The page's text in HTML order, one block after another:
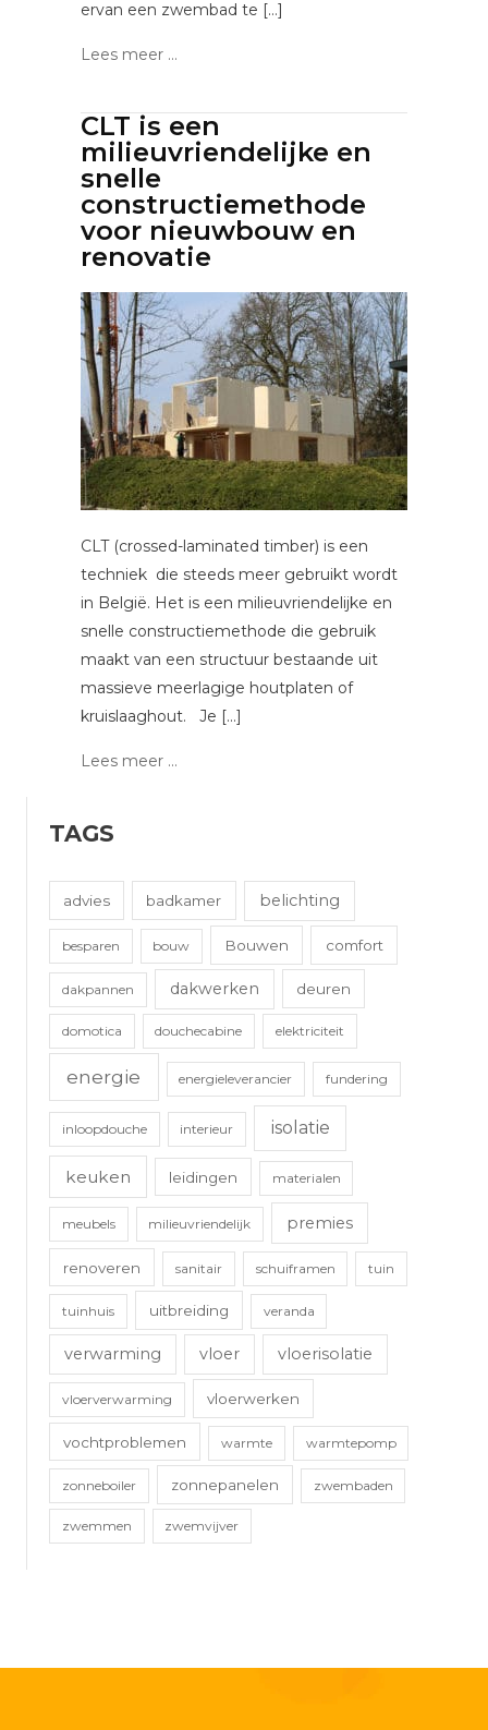
ervan een zwembad te […]
Lees meer ...
CLT is een
milieuvriendelijke en
snelle
constructiemethode
voor nieuwbouw en
renovatie
CLT (crossed-laminated timber) is een
techniek die steeds meer gebruikt wordt
in België. Het is een milieuvriendelijke en
snelle constructiemethode die gebruik
maakt van een structuur bestaande uit
massieve meerlagige houtplaten of
kruislaaghout. Je […]
Lees meer ...
TAGS
advies badkamer belichting
besparen bouw Bouwen comfort
dakpannen dakwerken deuren
domotica douchecabine elektriciteit
energie energieleverancier fundering
inloopdouche interieur isolatie
keuken leidingen materialen
meubels milieuvriendelijk premies
renoveren sanitair schuiframen tuin
tuinhuis uitbreiding veranda
verwarming vloer vloerisolatie
vloerverwarming vloerwerken
vochtproblemen warmte warmtepomp
zonneboiler zonnepanelen zwembaden
zwemmen zwemvijver